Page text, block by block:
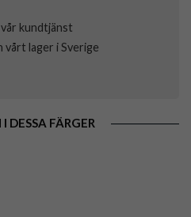
kundtjänst
vårt lager i Sverige
DESSA FÄRGER